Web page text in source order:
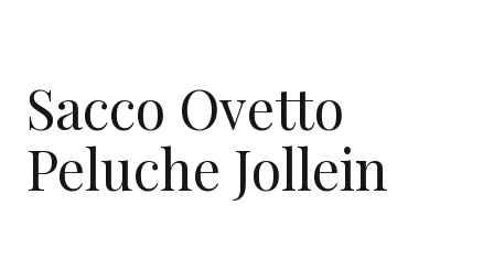
Sacco Ovetto
Peluche Jollein